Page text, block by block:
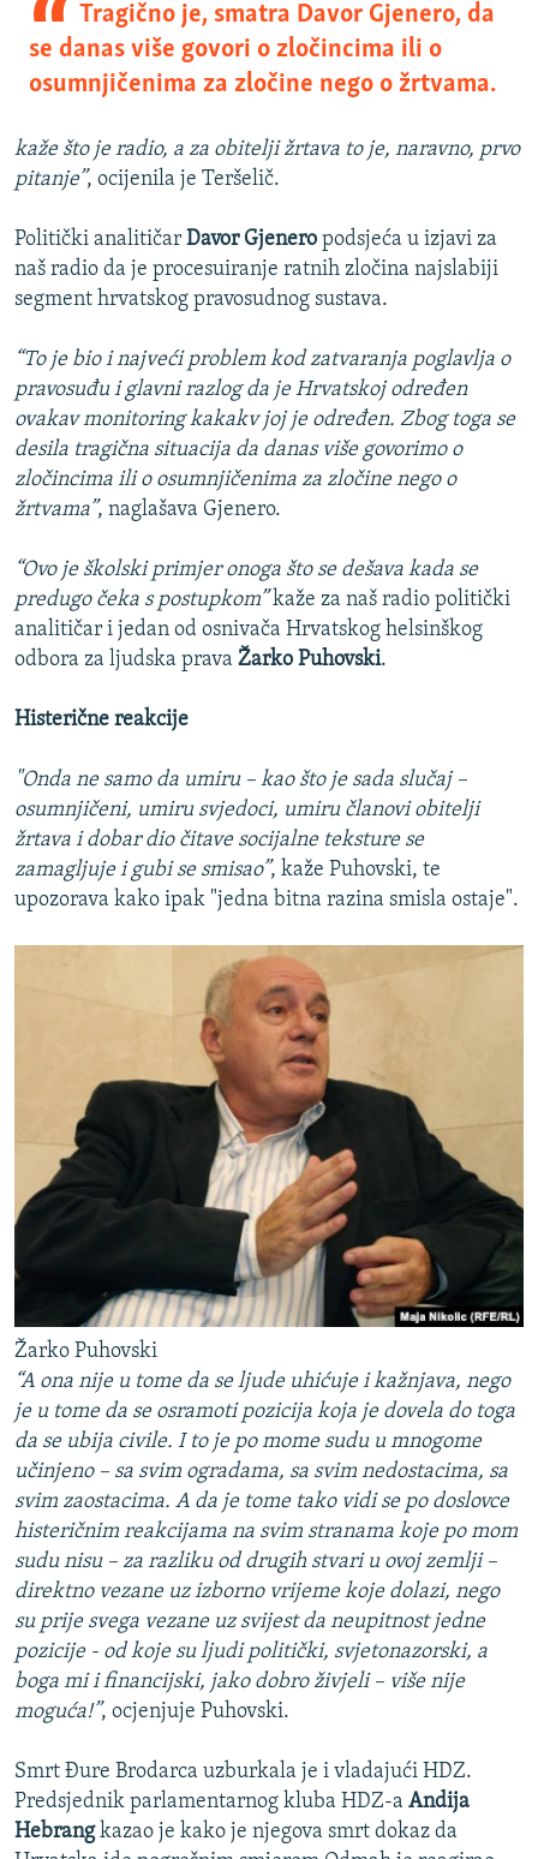
Tragično je, smatra Davor Gjenero, da
se danas više govori o zločincima ili o
osumnjičenima za zločine nego o žrtvama.
kaže što je radio, a za obitelji žrtava to je, naravno, prvo
pitanje”, ocijenila je Teršelič.
Politički analitičar Davor Gjenero podsjeća u izjavi za
naš radio da je procesuiranje ratnih zločina najslabiji
segment hrvatskog pravosudnog sustava.
“To je bio i najveći problem kod zatvaranja poglavlja o
pravosuđu i glavni razlog da je Hrvatskoj određen
ovakav monitoring kakakv joj je određen. Zbog toga se
desila tragična situacija da danas više govorimo o
zločincima ili o osumnjičenima za zločine nego o
žrtvama”, naglašava Gjenero.
“Ovo je školski primjer onoga što se dešava kada se
predugo čeka s postupkom”kaže za naš radio politički
analitičar i jedan od osnivača Hrvatskog helsinškog
odbora za ljudska prava Žarko Puhovski.
Histerične reakcije
"Onda ne samo da umiru – kao što je sada slučaj –
osumnjičeni, umiru svjedoci, umiru članovi obitelji
žrtava i dobar dio čitave socijalne teksture se
zamagljuje i gubi se smisao”, kaže Puhovski, te
upozorava kako ipak "jedna bitna razina smisla ostaje".
Žarko Puhovski
“A ona nije u tome da se ljude uhićuje i kažnjava, nego
je u tome da se osramoti pozicija koja je dovela do toga
da se ubija civile. I to je po mome sudu u mnogome
učinjeno – sa svim ogradama, sa svim nedostacima, sa
svim zaostacima. A da je tome tako vidi se po doslovce
histeričnim reakcijama na svim stranama koje po mom
sudu nisu – za razliku od drugih stvari u ovoj zemlji –
direktno vezane uz izborno vrijeme koje dolazi, nego
su prije svega vezane uz svijest da neupitnost jedne
pozicije - od koje su ljudi politički, svjetonazorski, a
boga mi i financijski, jako dobro živjeli – više nije
moguća!”, ocjenjuje Puhovski.
Smrt Đure Brodarca uzburkala je i vladajući HDZ.
Predsjednik parlamentarnog kluba HDZ-a Andija
Hebrangkazao je kako je njegova smrt dokaz da